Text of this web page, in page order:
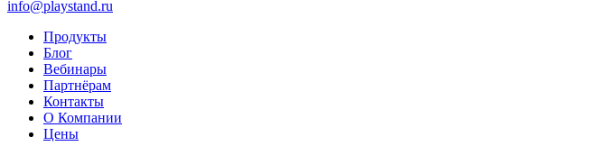
info@playstand.ru
Продукты
Блог
Вебинары
Партнёрам
Контакты
О Компании
Цены